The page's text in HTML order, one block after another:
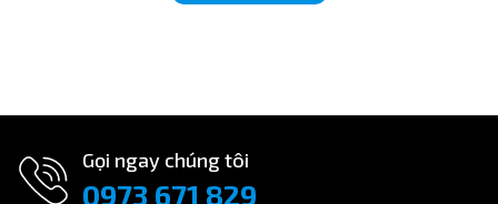
Gọi ngay chúng tôi
0973 671 829